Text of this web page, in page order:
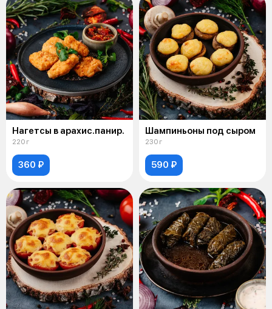
Нагетсы в арахис.панир.
220 г
360 ₽
Шампиньоны под сыром
230 г
590 ₽